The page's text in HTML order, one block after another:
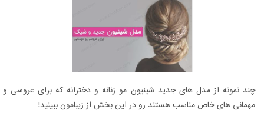
چند نمونه از مدل های جدید شینیون مو زنانه و دخترانه که برای عروسی و
مهمانی های خاص مناسب هستند رو در این بخش از زیبامون ببینید!